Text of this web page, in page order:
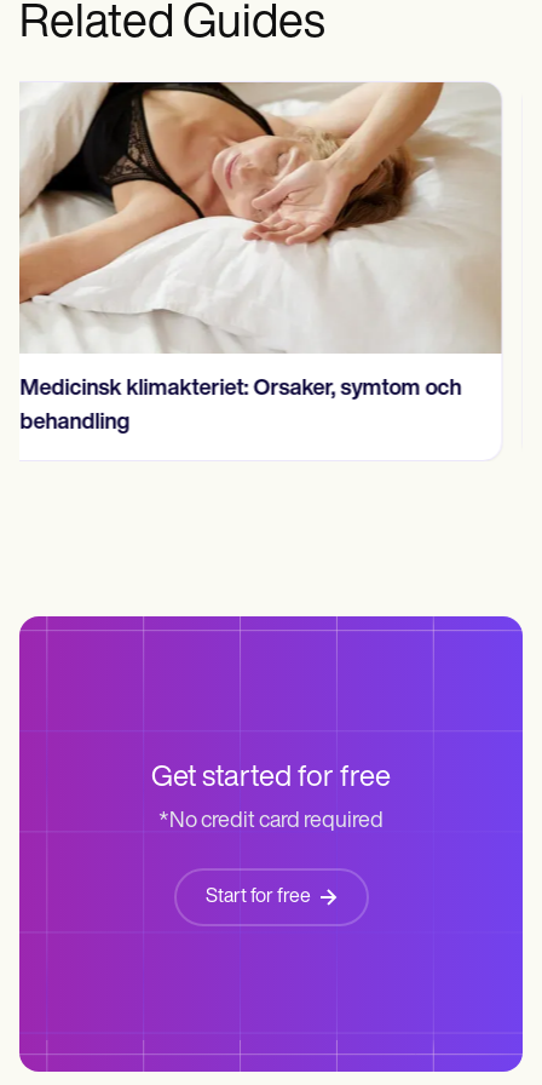
Related Guides
Systemteori i psykologi
Get started for free
*No credit card required
Start for free